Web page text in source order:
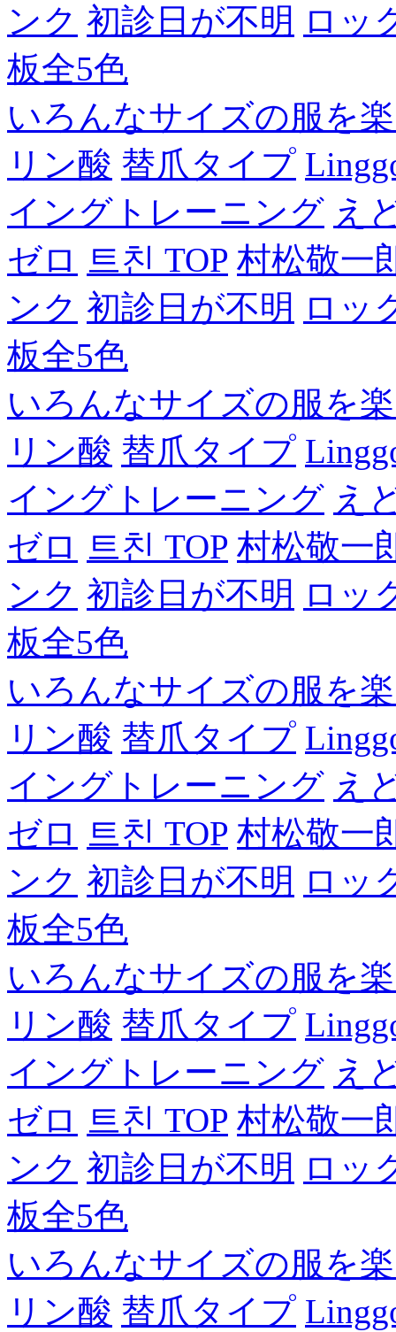
ンク 初診日が不明 ロッ
板全5色
いろんなサイズの服を
リン酸 替爪タイプ
イングトレーニング え
ゼロ 트친 TOP 村松敬一
ンク 初診日が不明 ロッ
板全5色
いろんなサイズの服を
リン酸 替爪タイプ
イングトレーニング え
ゼロ 트친 TOP 村松敬一
ンク 初診日が不明 ロッ
板全5色
いろんなサイズの服を
リン酸 替爪タイプ
イングトレーニング え
ゼロ 트친 TOP 村松敬一
ンク 初診日が不明 ロッ
板全5色
いろんなサイズの服を
リン酸 替爪タイプ
イングトレーニング え
ゼロ 트친 TOP 村松敬一
ンク 初診日が不明 ロッ
板全5色
いろんなサイズの服を
リン酸 替爪タイプ